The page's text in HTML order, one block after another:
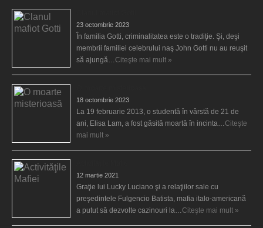
23 octombrie 2023
În familia Gotti, criminalitatea este o tradiţie. Şi, deşi
membrii familiei celebrului naş John Gotti nu au reuşit
să ajungă…Citeşte mai mult »
18 octombrie 2023
La 19 februarie 2013, o studentă în vârstă de 21 de
ani, Elisa Lam, a fost găsită moartă în incinta…Citeşte
mai mult »
12 martie 2021
Graţie lui Lucky Luciano şi a relaţiilor sale cu
preşedintele Fulgencio Batista, mafia italo-americană
a putut să dezvolte cazinouri la…Citeşte mai mult »